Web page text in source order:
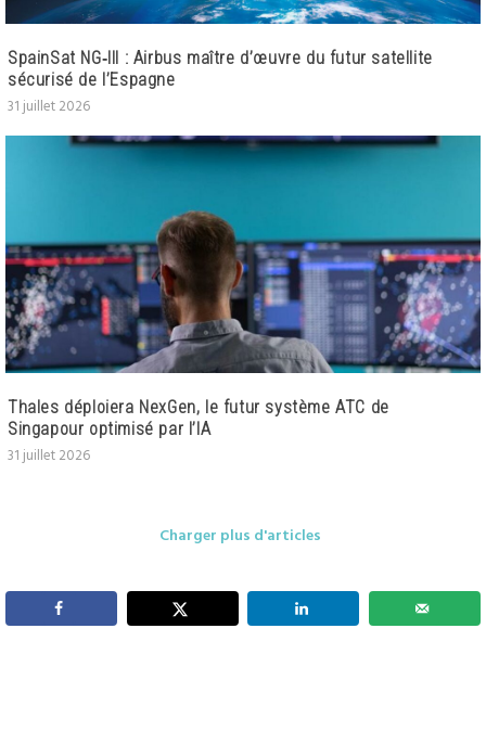
SpainSat NG‑III : Airbus maître d’œuvre du futur satellite
sécurisé de l’Espagne
31 juillet 2026
Thales déploiera NexGen, le futur système ATC de
Singapour optimisé par l’IA
31 juillet 2026
Charger plus d'articles